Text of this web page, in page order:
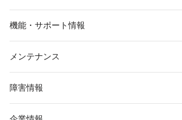
機能・サポート情報
メンテナンス
障害情報